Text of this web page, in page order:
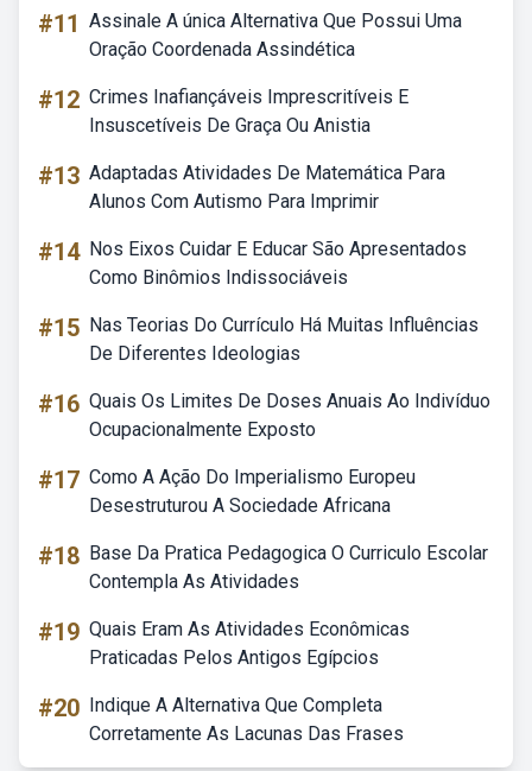
#11 Assinale A única Alternativa Que Possui Uma
Oração Coordenada Assindética
#12 Crimes Inafiançáveis Imprescritíveis E
Insuscetíveis De Graça Ou Anistia
#13 Adaptadas Atividades De Matemática Para
Alunos Com Autismo Para Imprimir
#14 Nos Eixos Cuidar E Educar São Apresentados
Como Binômios Indissociáveis
#15 Nas Teorias Do Currículo Há Muitas Influências
De Diferentes Ideologias
#16 Quais Os Limites De Doses Anuais Ao Indivíduo
Ocupacionalmente Exposto
#17 Como A Ação Do Imperialismo Europeu
Desestruturou A Sociedade Africana
#18 Base Da Pratica Pedagogica O Curriculo Escolar
Contempla As Atividades
#19 Quais Eram As Atividades Econômicas
Praticadas Pelos Antigos Egípcios
#20 Indique A Alternativa Que Completa
Corretamente As Lacunas Das Frases